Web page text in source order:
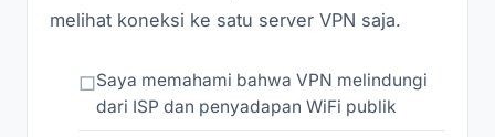
melihat koneksi ke satu server VPN saja.
Saya memahami bahwa VPN melindungi
dari ISP dan penyadapan WiFi publik